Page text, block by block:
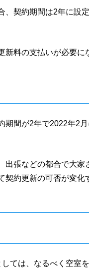
、契約期間は2年に設
新料の支払いが必要に
期間が2年で2022年2月
出張などの都合で大家
契約更新の可否が変化
ては、なるべく空室